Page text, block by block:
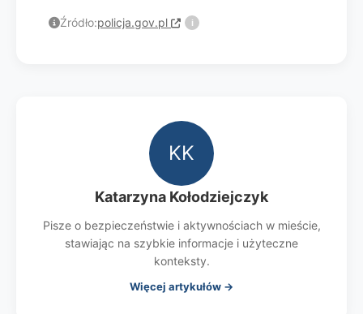
Źródło:policja.gov.pl i
KK
Katarzyna Kołodziejczyk
Pisze o bezpieczeństwie i aktywnościach w mieście,
stawiając na szybkie informacje i użyteczne
konteksty.
Więcej artykułów →